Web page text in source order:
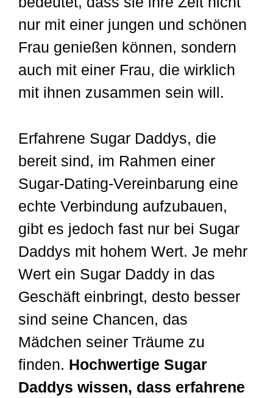
nur mit einer jungen und schönen
Frau genießen können, sondern
auch mit einer Frau, die wirklich
mit ihnen zusammen sein will.
Erfahrene Sugar Daddys, die
bereit sind, im Rahmen einer
Sugar-Dating-Vereinbarung eine
echte Verbindung aufzubauen,
gibt es jedoch fast nur bei Sugar
Daddys mit hohem Wert. Je mehr
Wert ein Sugar Daddy in das
Geschäft einbringt, desto besser
sind seine Chancen, das
Mädchen seiner Träume zu
finden. Hochwertige Sugar
Daddys wissen, dass erfahrene